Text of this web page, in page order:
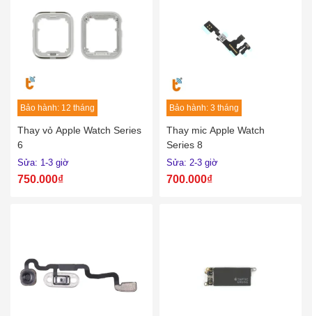
Bảo hành: 12 tháng
Thay vỏ Apple Watch Series
6
Sửa: 1-3 giờ
750.000₫
Bảo hành: 3 tháng
Thay mic Apple Watch
Series 8
Sửa: 2-3 giờ
700.000₫